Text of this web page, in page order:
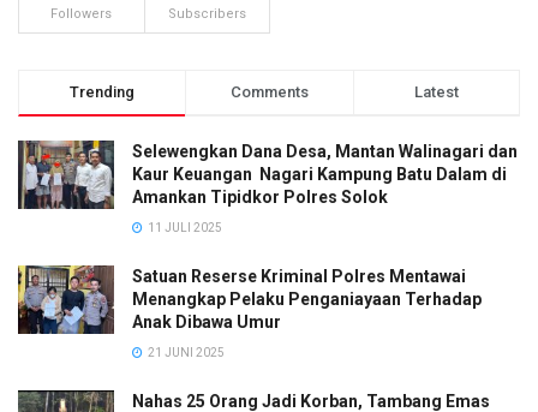
Followers Subscribers
Trending Comments Latest
Selewengkan Dana Desa, Mantan Walinagari dan
Kaur Keuangan Nagari Kampung Batu Dalam di
Amankan Tipidkor Polres Solok
11 JULI 2025
Satuan Reserse Kriminal Polres Mentawai
Menangkap Pelaku Penganiayaan Terhadap
Anak Dibawa Umur
21 JUNI 2025
Nahas 25 Orang Jadi Korban, Tambang Emas